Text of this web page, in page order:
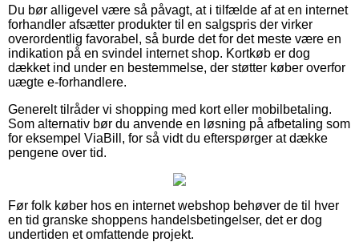
Du bør alligevel være så påvagt, at i tilfælde af at en internet
forhandler afsætter produkter til en salgspris der virker
overordentlig favorabel, så burde det for det meste være en
indikation på en svindel internet shop. Kortkøb er dog
dækket ind under en bestemmelse, der støtter køber overfor
uægte e-forhandlere.
Generelt tilråder vi shopping med kort eller mobilbetaling.
Som alternativ bør du anvende en løsning på afbetaling som
for eksempel ViaBill, for så vidt du efterspørger at dække
pengene over tid.
Før folk køber hos en internet webshop behøver de til hver
en tid granske shoppens handelsbetingelser, det er dog
undertiden et omfattende projekt.